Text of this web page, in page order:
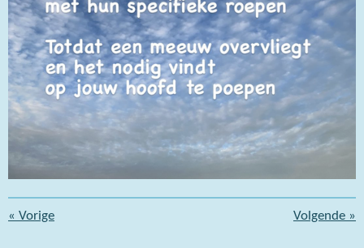
« Vorige Volgende »